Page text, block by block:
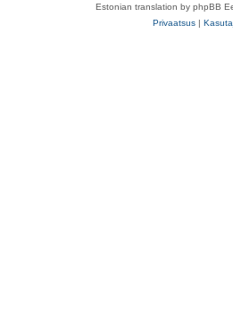
Estonian translation by phpBB
Privaatsus |